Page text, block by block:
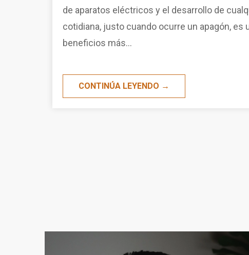
de aparatos eléctricos y el desarrollo de
cotidiana, justo cuando ocurre un apagón, es
beneficios más...
CONTINÚA LEYENDO →